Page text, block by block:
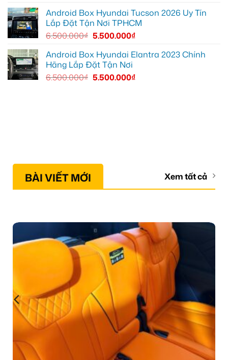
Android Box Hyundai Tucson 2026 Uy Tín
Lắp Đặt Tận Nơi TPHCM
6.500.000₫ 5.500.000₫
Android Box Hyundai Elantra 2023 Chính
Hãng Lắp Đặt Tận Nơi
6.500.000₫ 5.500.000₫
BÀI VIẾT MỚI Xem tất cả